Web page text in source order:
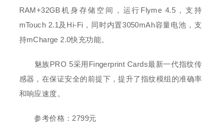
RAM+32GB机身存储空间，运行Flyme 4.5，支持
mTouch 2.1及Hi-Fi，同时内置3050mAh容量电池，支
持mCharge 2.0快充功能。
魅族PRO 5采用Fingerprint Cards最新一代指纹传
感器，在保证安全的前提下，提升了指纹模组的准确率
和响应速度。
参考价格：2799元